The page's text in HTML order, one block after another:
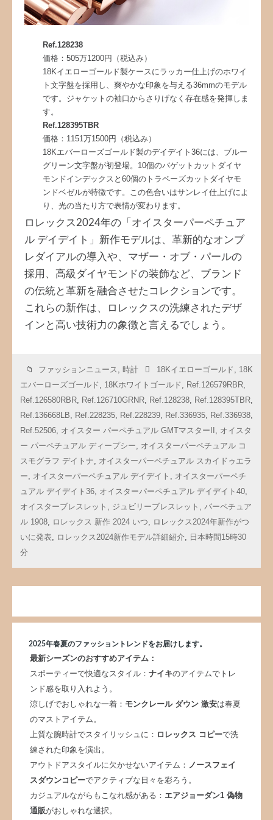
Ref.128238
価格：505万1200円（税込み）
18Kイエローゴールド製ケースにラッカー仕上げのホワイ
ト文字盤を採用し、爽やかな印象を与える36mmのモデル
です。ジャケットの袖口からさりげなく存在感を発揮しま
す。
Ref.128395TBR
価格：1151万1500円（税込み）
18Kエバーローズゴールド製のデイデイト36には、ブルー
グリーン文字盤が初登場。10個のバゲットカットダイヤ
モンドインデックスと60個のトラペーズカットダイヤモ
ンドベゼルが特徴です。この色合いはサンレイ仕上げによ
り、光の当たり方で表情が変わります。
ロレックス2024年の「オイスターパーペチュア
ル デイデイト」新作モデルは、革新的なオンブ
レダイアルの導入や、マザー・オブ・パールの
採用、高級ダイヤモンドの装飾など、ブランド
の伝統と革新を融合させたコレクションです。
これらの新作は、ロレックスの洗練されたデザ
インと高い技術力の象徴と言えるでしょう。
ファッションニュース , 時計 18Kイエローゴールド , 18K
エバーローズゴールド , 18Kホワイトゴールド , Ref.126579RBR,
Ref.126580RBR, Ref.126710GRNR, Ref.128238, Ref.128395TBR,
Ref.136668LB, Ref.228235, Ref.228239, Ref.336935, Ref.336938,
Ref.52506, オイスター パーペチュアル GMTマスターII , オイスタ
ー パーペチュアル ディープシー, オイスターパーペチュアル コ
スモグラフ デイトナ, オイスターパーペチュアル スカイドゥエラ
ー, オイスターパーペチュアル デイデイト , オイスターパーペチ
ュアル デイデイト36, オイスターパーペチュアル デイデイト40,
オイスターブレスレット , ジュビリーブレスレット , パーペチュア
ル 1908, ロレックス 新作 2024 いつ, ロレックス2024年新作がつ
いに発表, ロレックス2024新作モデル詳細紹介, 日本時間15時30
分
2025年春夏のファッショントレンドをお届けします。
最新シーズンのおすすめアイテム：
スポーティーで快適なスタイル： ナイキのアイテムでトレ
ンド感を取り入れよう。
涼しげでおしゃれな一着： モンクレール ダウン 激安は春夏
のマストアイテム。
上質な腕時計でスタイリッシュに： ロレックス コピーで洗
練された印象を演出。
アウトドアスタイルに欠かせないアイテム： ノースフェイ
スダウンコピーでアクティブな日々を彩ろう。
カジュアルながらもこなれ感がある： エアジョーダン1 偽物
通販がおしゃれな選択。